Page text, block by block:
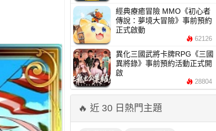
經典療癒冒險 MMO《初心者
傳說：夢境大冒險》事前預約
正式啟動
62126
異化三國武將卡牌RPG《三國
異將錄》事前預約活動正式開
啟
28804
🔥 近 30 日熱門主題